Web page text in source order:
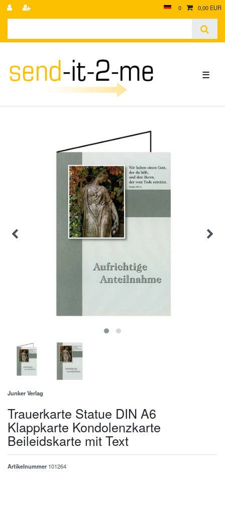
0 0,00 EUR
☰
Junker Verlag
Trauerkarte Statue DIN A6
Klappkarte Kondolenzkarte
Beileidskarte mit Text
Artikelnummer 101264